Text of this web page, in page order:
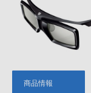
商品情報